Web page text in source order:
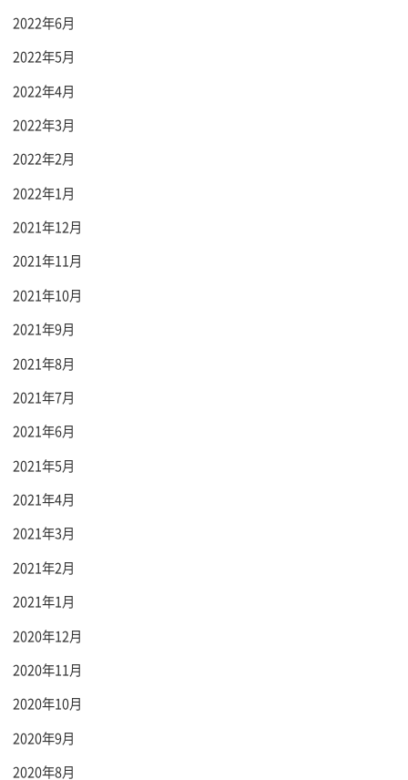
2022年6月
2022年5月
2022年4月
2022年3月
2022年2月
2022年1月
2021年12月
2021年11月
2021年10月
2021年9月
2021年8月
2021年7月
2021年6月
2021年5月
2021年4月
2021年3月
2021年2月
2021年1月
2020年12月
2020年11月
2020年10月
2020年9月
2020年8月